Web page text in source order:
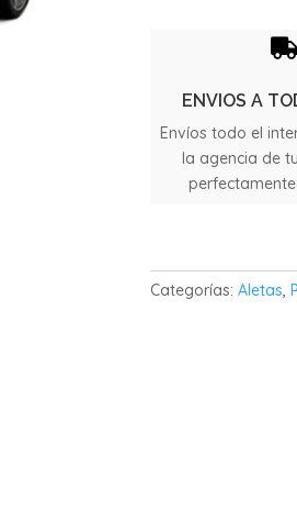

ENVIOS A
Envíos todo el
la agencia de
Categorías:Aletas,